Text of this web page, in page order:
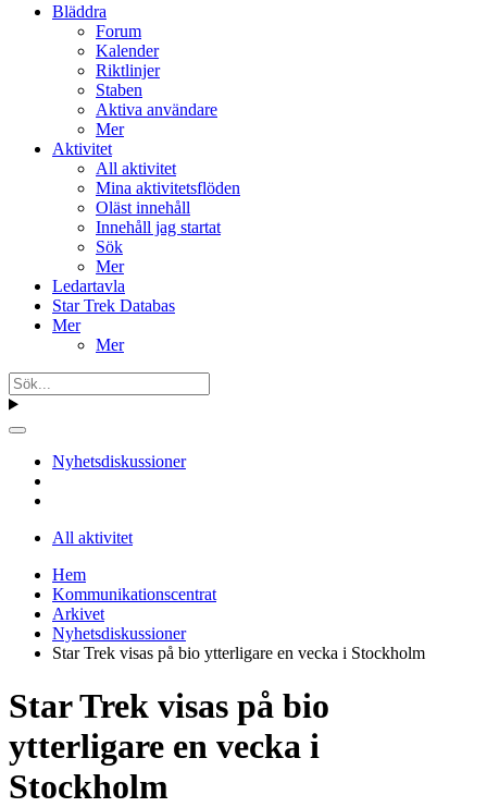
Bläddra
Forum
Kalender
Riktlinjer
Staben
Aktiva användare
Mer
Aktivitet
All aktivitet
Mina aktivitetsflöden
Oläst innehåll
Innehåll jag startat
Sök
Mer
Ledartavla
Star Trek Databas
Mer
Mer
Nyhetsdiskussioner
All aktivitet
Hem
Kommunikationscentrat
Arkivet
Nyhetsdiskussioner
Star Trek visas på bio ytterligare en vecka i Stockholm
Star Trek visas på bio
ytterligare en vecka i
Stockholm